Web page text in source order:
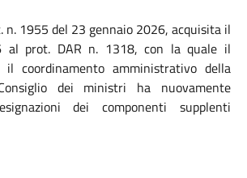
n. 1955 del 23 gennaio 2026, acquisita il
al prot. DAR n. 1318, con la quale il
il coordinamento amministrativo della
dei ministri ha nuovamente
dei componenti supplenti